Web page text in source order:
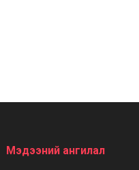
Мэдээний ангилал